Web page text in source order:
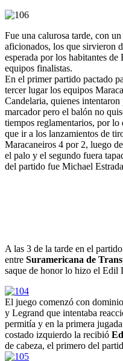
Fue una calurosa tarde, con
aficionados, los que sirvieron
esperada por los habitantes
equipos finalistas.
En el primer partido pactado
tercer lugar los equipos
Candelaria, quienes
marcador pero el balón no
tiempos reglamentarios, por
que ir a los lanzamientos de
Maracaneiros 4 por 2, luego
el palo y el segundo fuera
del partido fue Michael
A las 3 de la tarde en el
entre Suramericana de
saque de honor lo hizo el Edil
El juego comenzó con
y Legrand que intentaba
permitía y en la primera
costado izquierdo la recibió
de cabeza, el primero del